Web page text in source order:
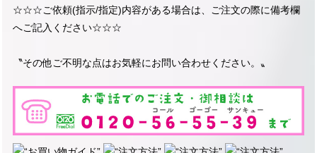
☆☆☆ご依頼(指示/指定)内容がある場合は、ご注文の際に備考欄
へご記入ください☆☆☆
〝その他ご不明な点はお気軽にお問い合わせください。〟